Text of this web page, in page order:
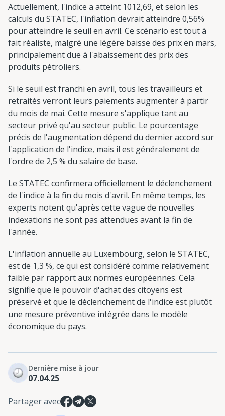
Actuellement, l'indice a atteint 1012,69, et selon les
calculs du STATEC, l'inflation devrait atteindre 0,56%
pour atteindre le seuil en avril. Ce scénario est tout à
fait réaliste, malgré une légère baisse des prix en mars,
principalement due à l'abaissement des prix des
produits pétroliers.
Si le seuil est franchi en avril, tous les travailleurs et
retraités verront leurs paiements augmenter à partir
du mois de mai. Cette mesure s'applique tant au
secteur privé qu'au secteur public. Le pourcentage
précis de l'augmentation dépend du dernier accord sur
l'application de l'indice, mais il est généralement de
l'ordre de 2,5 % du salaire de base.
Le STATEC confirmera officiellement le déclenchement
de l'indice à la fin du mois d'avril. En même temps, les
experts notent qu'après cette vague de nouvelles
indexations ne sont pas attendues avant la fin de
l'année.
L'inflation annuelle au Luxembourg, selon le STATEC,
est de 1,3 %, ce qui est considéré comme relativement
faible par rapport aux normes européennes. Cela
signifie que le pouvoir d'achat des citoyens est
préservé et que le déclenchement de l'indice est plutôt
une mesure préventive intégrée dans le modèle
économique du pays.
Dernière mise à jour
07.04.25
Partager avec